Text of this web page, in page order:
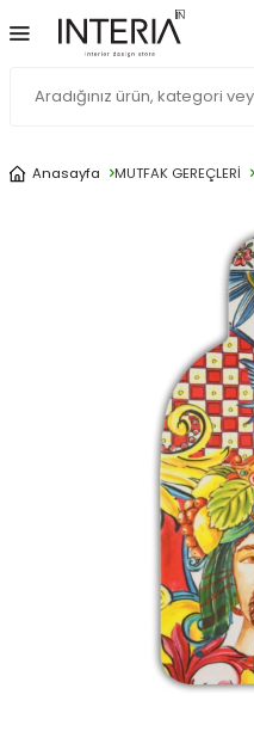
Anasayfa MUTFAK GEREÇLERİ